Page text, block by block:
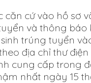
căn cứ vào hồ sơ
và thông báo
trúng tuyển
địa chỉ thư
cung cấp trong
nhất ngày 15